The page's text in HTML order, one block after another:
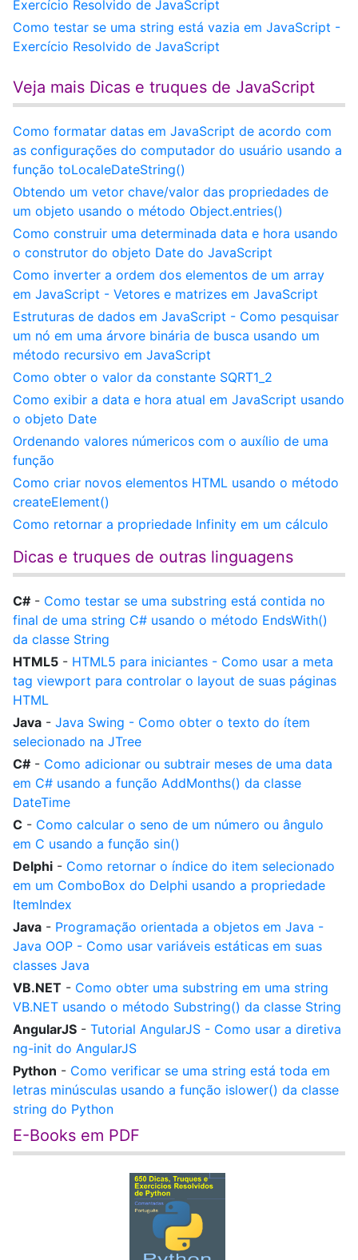
Exercício Resolvido de JavaScript
Como testar se uma string está vazia em JavaScript -
Exercício Resolvido de JavaScript
Veja mais Dicas e truques de JavaScript
Como formatar datas em JavaScript de acordo com
as configurações do computador do usuário usando a
função toLocaleDateString()
Obtendo um vetor chave/valor das propriedades de
um objeto usando o método Object.entries()
Como construir uma determinada data e hora usando
o construtor do objeto Date do JavaScript
Como inverter a ordem dos elementos de um array
em JavaScript - Vetores e matrizes em JavaScript
Estruturas de dados em JavaScript - Como pesquisar
um nó em uma árvore binária de busca usando um
método recursivo em JavaScript
Como obter o valor da constante SQRT1_2
Como exibir a data e hora atual em JavaScript usando
o objeto Date
Ordenando valores númericos com o auxílio de uma
função
Como criar novos elementos HTML usando o método
createElement()
Como retornar a propriedade Infinity em um cálculo
Dicas e truques de outras linguagens
C# - Como testar se uma substring está contida no
final de uma string C# usando o método EndsWith()
da classe String
HTML5 - HTML5 para iniciantes - Como usar a meta
tag viewport para controlar o layout de suas páginas
HTML
Java - Java Swing - Como obter o texto do ítem
selecionado na JTree
C# - Como adicionar ou subtrair meses de uma data
em C# usando a função AddMonths() da classe
DateTime
C - Como calcular o seno de um número ou ângulo
em C usando a função sin()
Delphi - Como retornar o índice do item selecionado
em um ComboBox do Delphi usando a propriedade
ItemIndex
Java - Programação orientada a objetos em Java -
Java OOP - Como usar variáveis estáticas em suas
classes Java
VB.NET - Como obter uma substring em uma string
VB.NET usando o método Substring() da classe String
AngularJS - Tutorial AngularJS - Como usar a diretiva
ng-init do AngularJS
Python - Como verificar se uma string está toda em
letras minúsculas usando a função islower() da classe
string do Python
E-Books em PDF